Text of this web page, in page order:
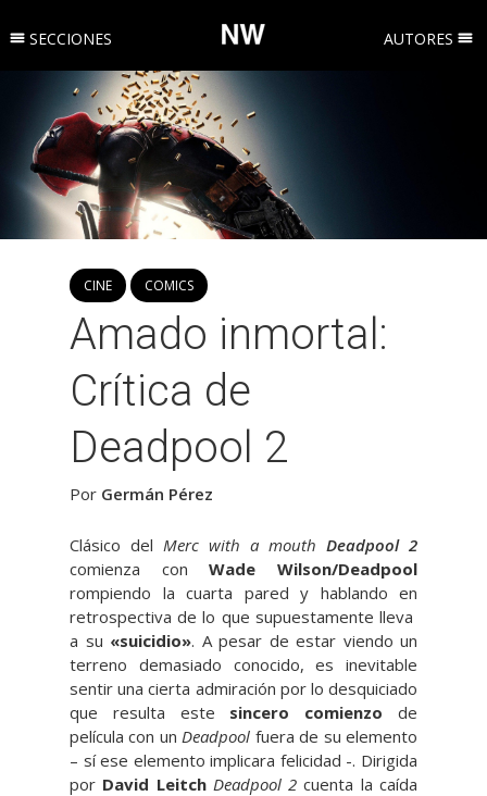
SECCIONES AUTORES
CINE COMICS
Amado inmortal:
Crítica de
Deadpool 2
Por Germán Pérez
Clásico del Merc with a mouth Deadpool 2
comienza conWade Wilson/Deadpool
rompiendo la cuarta pared y hablando en
retrospectiva de lo que supuestamente lleva
a su «suicidio». A pesar de estar viendo un
terreno demasiado conocido, es inevitable
sentir una cierta admiración por lo desquiciado
que resulta este sincero comienzo de
película con un Deadpool fuera de su elemento
– sí ese elemento implicara felicidad -. Dirigida
por David Leitch Deadpool 2 cuenta la caída